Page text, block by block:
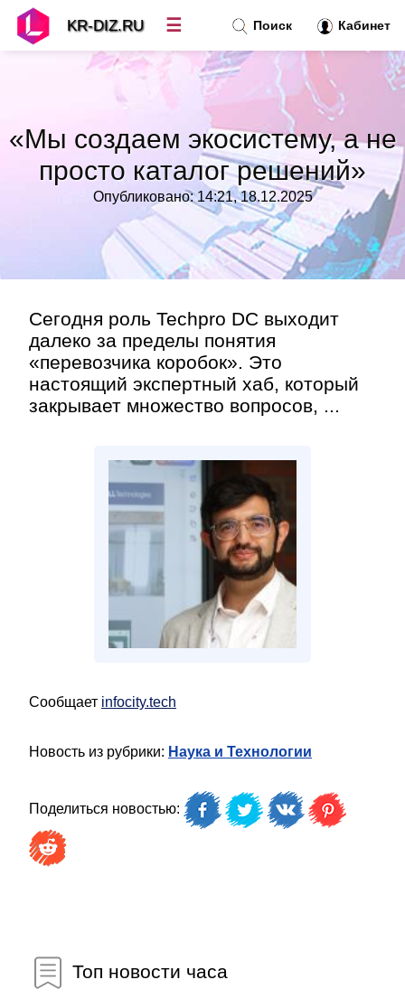
«Мы создаем экосистему, а не
просто каталог решений»
Опубликовано: 14:21, 18.12.2025
Сегодня роль Techpro DC выходит
далеко за пределы понятия
«перевозчика коробок». Это
настоящий экспертный хаб, который
закрывает множество вопросов, ...
Сообщает infocity.tech
Новость из рубрики: Наука и Технологии
Поделиться новостью:
Топ новости часа
Поиск Кабинет
KR-DIZ.RU ☰
Топ новостей »
»
»
Контакт »